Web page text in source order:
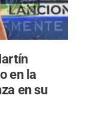
en la
en su